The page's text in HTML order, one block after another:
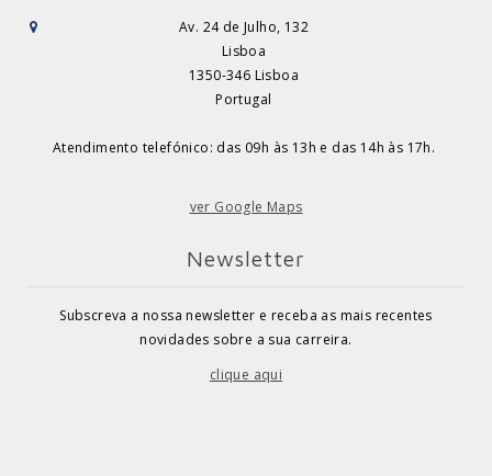
Av. 24 de Julho, 132
Lisboa
1350-346 Lisboa
Portugal
Atendimento telefónico: das 09h às 13h e das 14h às 17h.
ver Google Maps
Newsletter
Subscreva a nossa newsletter e receba as mais recentes
novidades sobre a sua carreira.
clique aqui